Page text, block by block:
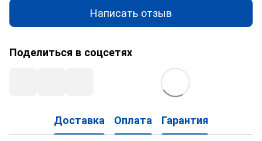
Написать отзыв
Поделиться в соцсетях
Доставка Оплата Гарантия